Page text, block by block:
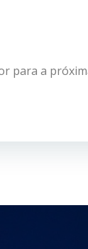
para a